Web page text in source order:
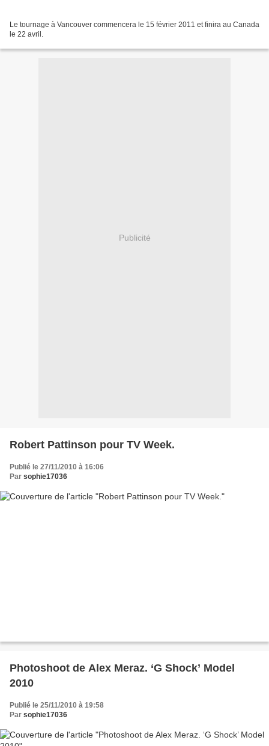
Le tournage à Vancouver commencera le 15 février 2011 et finira au Canada
le 22 avril.
Publicité
Robert Pattinson pour TV Week.
Publié le 27/11/2010 à 16:06
Par sophie17036
Photoshoot de Alex Meraz. ‘G Shock’ Model
2010
Publié le 25/11/2010 à 19:58
Par sophie17036